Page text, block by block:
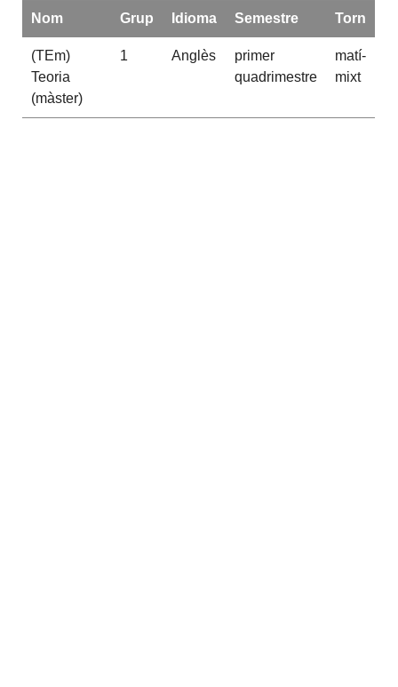
Nom Grup Idioma Semestre Torn
(TEm)
Teoria
(màster)
1 Anglès
primer
quadrimestre
matí-
mixt